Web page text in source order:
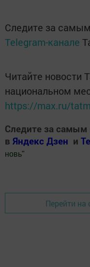
Следите за
Telegram-канале
Читайте новости
национальном
https://max.ru/
Следите за
в Яндекс Дзен и
новь"
Перейти на